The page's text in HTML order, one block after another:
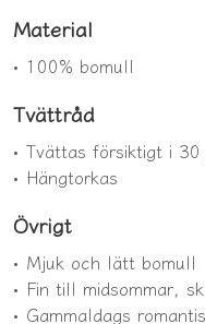
Material
• 100% bomull
Tvättråd
• Tvättas försiktigt i
• Hängtorkas
Övrigt
• Mjuk och lätt bomull
• Fin till midsommar,
• Gammaldags